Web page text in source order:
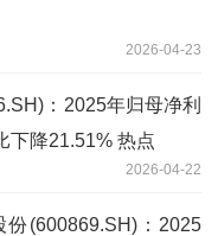
2026-04-23
：2025年归母净利
下降21.51% 热点
2026-04-22
(600869.SH)：2025